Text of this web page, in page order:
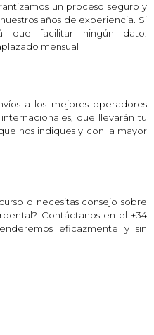
un proceso seguro y
años de experiencia. Si
que facilitar ningún dato.
mensual
a los mejores operadores
que llevarán tu
nos indiques y con la mayor
o necesitas consejo sobre
Contáctanos en el +34
eficazmente y sin